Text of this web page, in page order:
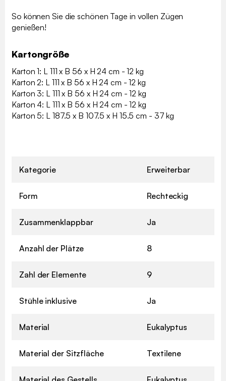
So können Sie die schönen Tage in vollen Zügen
genießen!
Kartongröße
Karton 1: L 111 x B 56 x H 24 cm - 12 kg
Karton 2: L 111 x B 56 x H 24 cm - 12 kg
Karton 3: L 111 x B 56 x H 24 cm - 12 kg
Karton 4: L 111 x B 56 x H 24 cm - 12 kg
Karton 5: L 187.5 x B 107.5 x H 15.5 cm - 37 kg
Kategorie Erweiterbar
Form Rechteckig
Zusammenklappbar Ja
Anzahl der Plätze 8
Zahl der Elemente 9
Stühle inklusive Ja
Material Eukalyptus
Material der Sitzfläche Textilene